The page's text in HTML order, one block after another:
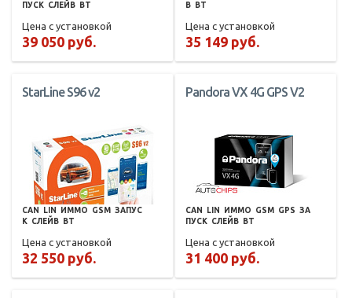
ПУСК СЛЕЙВ BT
Цена с установкой
39 050 руб.
В
BT
Цена с установкой
35 149 руб.
StarLine S96 v2
CAN LIN ИММО GSM ЗАПУС
К СЛЕЙВ BT
Цена с установкой
32 550 руб.
Pandora VX 4G GPS V2
CAN LIN ИММО GSM GPS ЗА
ПУСК СЛЕЙВ BT
Цена с установкой
31 400 руб.